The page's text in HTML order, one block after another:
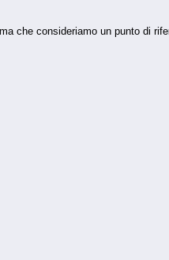
che consideriamo un punto di